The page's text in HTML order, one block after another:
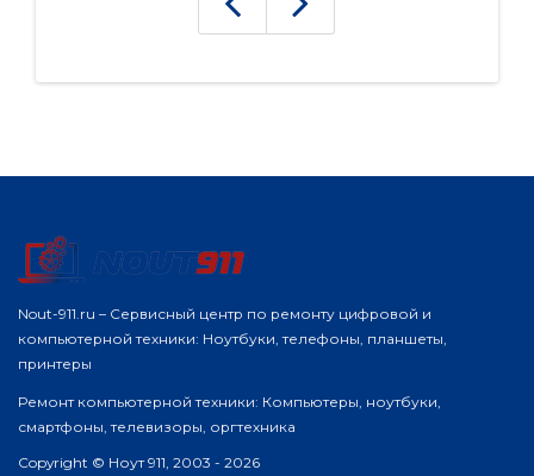
Nout-911.ru – Сервисный центр по ремонту цифровой и
компьютерной техники: Ноутбуки, телефоны, планшеты,
принтеры
Ремонт компьютерной техники: Компьютеры, ноутбуки,
смартфоны, телевизоры, оргтехника
Copyright © Ноут 911, 2003 - 2026